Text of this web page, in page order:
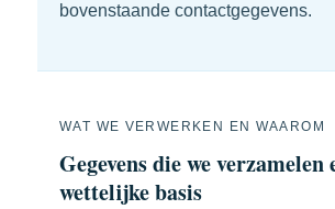
bovenstaande contactgegevens.
WAT WE VERWERKEN EN WAAROM
Gegevens die we verzamelen
wettelijke basis